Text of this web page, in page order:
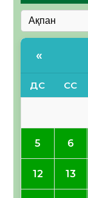
«
ДС СС
5 6
12 13